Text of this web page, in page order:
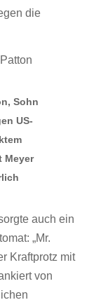
die
Sohn
US-
Meyer
auch ein
„Mr.
Kraftprotz mit
von